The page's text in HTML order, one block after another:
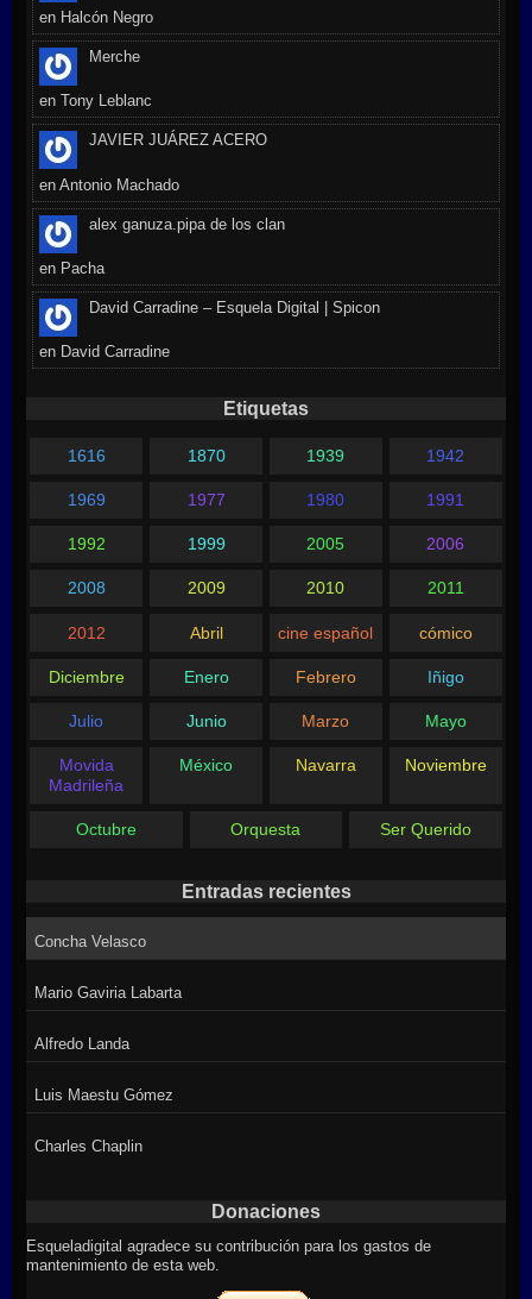
en Halcón Negro
Merche
enTony Leblanc
JAVIER JUÁREZ ACERO
enAntonio Machado
alex ganuza.pipa de los clan
en Pacha
David Carradine – Esquela Digital | Spicon
en David Carradine
Etiquetas
1616 1870 1939 1942
1969 1977 1980 1991
1992 1999 2005 2006
2008 2009 2010 2011
2012 Abril cine español cómico
Diciembre Enero Febrero Iñigo
Julio Junio Marzo Mayo
Movida
Madrileña
México Navarra Noviembre
Octubre Orquesta Ser Querido
Entradas recientes
Concha Velasco
Mario Gaviria Labarta
Alfredo Landa
Luis Maestu Gómez
Charles Chaplin
Donaciones
Esqueladigital agradece su contribución para los gastos de
mantenimiento de esta web.